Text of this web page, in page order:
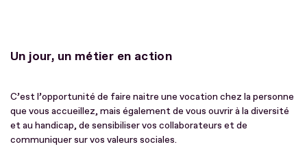
Un jour, un métier en action
C’est l’opportunité de faire naitre une vocation chez la personne
que vous accueillez, mais également de vous ouvrir à la diversité
et au handicap, de sensibiliser vos collaborateurs et de
communiquer sur vos valeurs sociales.